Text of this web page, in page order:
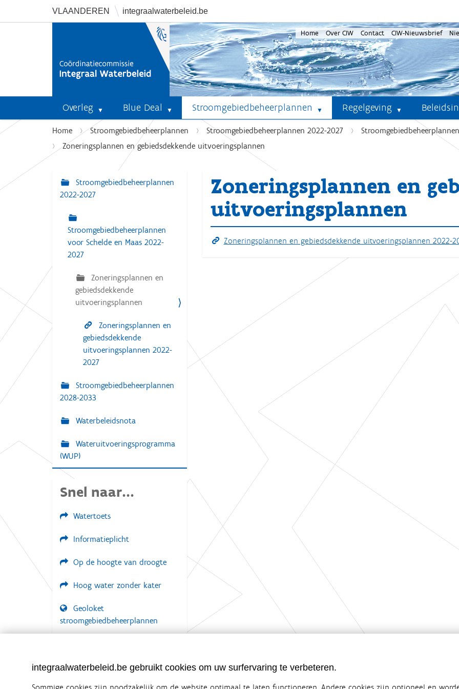
VLAANDEREN integraalwaterbeleid.be
Home Over CIW Contact CIW-Nieuwsbrief
Overleg Blue Deal Stroomgebiedbeheerplannen Regelgeving
U
b
e
Home Stroomgebiedbeheerplannen Stroomgebiedbeheerplannen 2022-2027
Zoneringsplannen en gebiedsdekkende uitvoeringsplannen
Zoneringsplannen en
uitvoeringsplannen
Zoneringsplannen en gebiedsdekkende uitvoeringsplannen 2022-
N
a
Stroomgebiedbeheerplannen
2022-2027
Stroomgebiedbeheerplannen
voor Schelde en Maas 2022-
2027
Zoneringsplannen en
gebiedsdekkende
uitvoeringsplannen
Zoneringsplannen en
gebiedsdekkende
uitvoeringsplannen 2022-
2027
Stroomgebiedbeheerplannen
2028-2033
Waterbeleidsnota
Wateruitvoeringsprogramma
(WUP)
Snel naar...
Watertoets
Informatieplicht
Op de hoogte van droogte
Hoog water zonder kater
Geoloket
stroomgebiedbeheerplannen
integraalwaterbeleid.be gebruikt cookies om uw surfervaring te verbeteren.